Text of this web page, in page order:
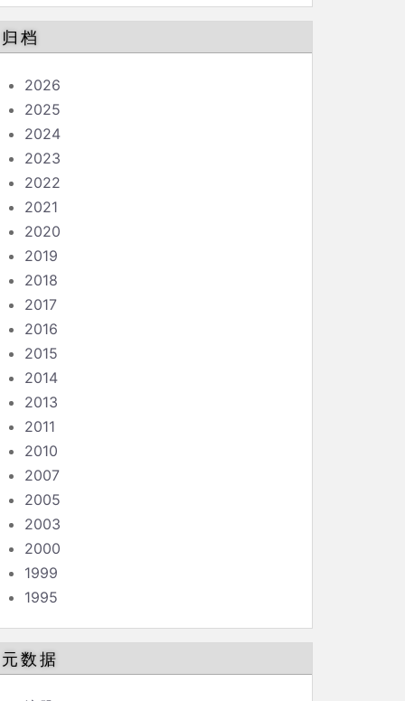
归档
2026
2025
2024
2023
2022
2021
2020
2019
2018
2017
2016
2015
2014
2013
2011
2010
2007
2005
2003
2000
1999
1995
元数据